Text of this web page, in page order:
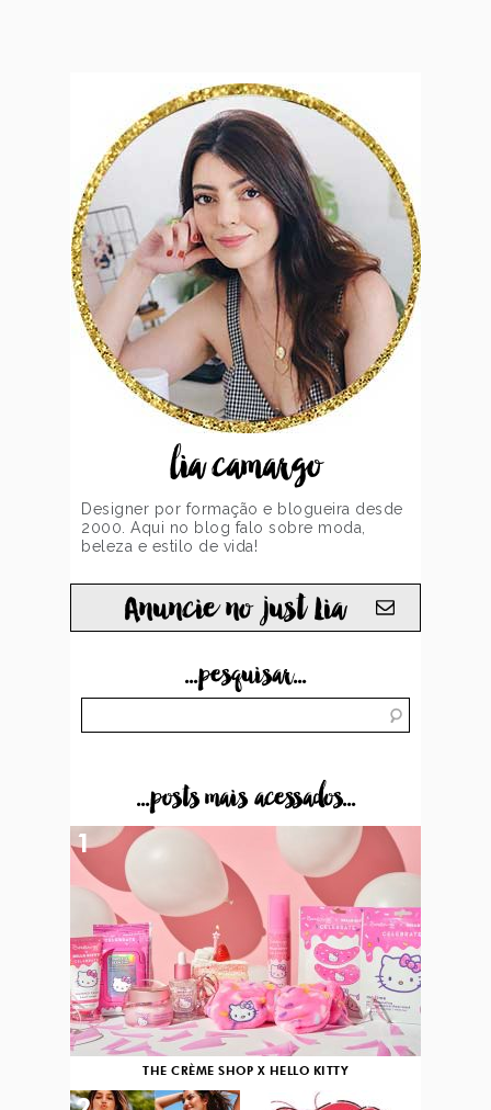
lia camargo
Designer por formação e blogueira desde
2000. Aqui no blog falo sobre moda,
beleza e estilo de vida!
Anuncie no just Lia
...pesquisar...
...posts mais acessados...
THE CRÈME SHOP X HELLO KITTY
1